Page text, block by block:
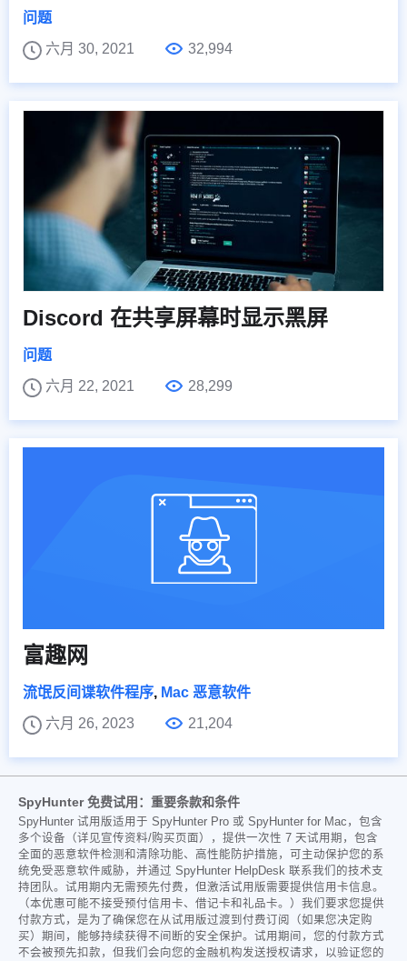
问题
六月 30, 2021
32,994
Discord 在共享屏幕时显示黑屏
问题
六月 22, 2021
28,299
富趣网
流氓反间谍软件程序, Mac 恶意软件
六月 26, 2023
21,204
SpyHunter 免费试用：重要条款和条件
SpyHunter 试用版适用于 SpyHunter Pro 或 SpyHunter for Mac，包含
多个设备（详见宣传资料/购买页面），提供一次性 7 天试用期，包含
全面的恶意软件检测和清除功能、高性能防护措施，可主动保护您的系
统免受恶意软件威胁，并通过 SpyHunter HelpDesk 联系我们的技术支
持团队。试用期内无需预先付费，但激活试用版需要提供信用卡信息。
（本优惠可能不接受预付信用卡、借记卡和礼品卡。）我们要求您提供
付款方式，是为了确保您在从试用版过渡到付费订阅（如果您决定购
买）期间，能够持续获得不间断的安全保护。试用期间，您的付款方式
不会被预先扣款，但我们会向您的金融机构发送授权请求，以验证您的